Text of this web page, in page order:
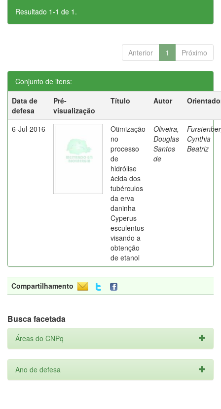
Resultado 1-1 de 1.
Anterior 1 Próximo
Conjunto de itens:
Data de
defesa
Pré-
visualização
Título Autor
6-Jul-2016
Otimização
no
processo
de
hidrólise
ácida dos
tubérculos
da erva
daninha
Cyperus
esculentus
visando a
obtenção
de etanol
Oliveira,
Douglas
Santos
de
Cynthia
Beatriz
Compartilhamento
Busca facetada
Áreas do CNPq
Ano de defesa